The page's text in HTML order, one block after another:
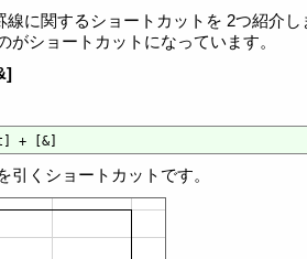
線に関するショートカットを 2つ紹介し
がショートカットになっています。
引くショートカットです。